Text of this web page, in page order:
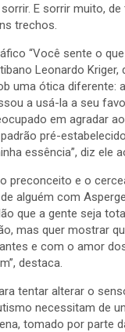
E sorrir muito, de
trechos.
“Você sente o
Leonardo Kriger,
uma ótica diferente:
a usá-la a seu
em agradar
pré-
essência”, diz ele
preconceito e o
alguém com
que a gente seja
mas quer mostrar
e com o amor
destaca.
tentar alterar o
necessitam de
tomado por parte